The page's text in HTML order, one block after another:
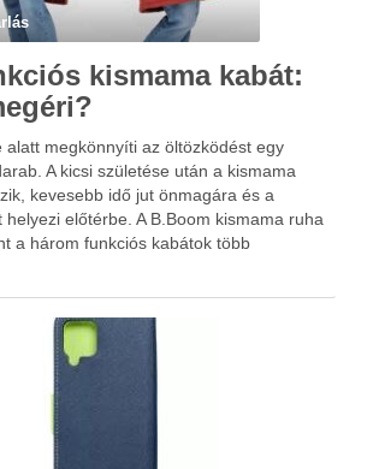
kismama kabát:
alatt megkönnyíti az öltözködést egy
A kicsi születése után a kismama
kevesebb idő jut önmagára és a
helyezi előtérbe. A B.Boom kismama ruha
a három funkciós kabátok több
jönnek. Érdemes beszerezni már a